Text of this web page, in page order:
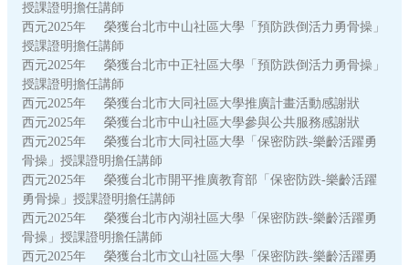
授課證明擔任講師
西元2025年 榮獲台北市中山社區大學「預防跌倒活力勇骨操」
授課證明擔任講師
西元2025年 榮獲台北市中正社區大學「預防跌倒活力勇骨操」
授課證明擔任講師
西元2025年 榮獲台北市大同社區大學推廣計畫活動感謝狀
西元2025年 榮獲台北市中山社區大學參與公共服務感謝狀
西元2025年 榮獲台北市大同社區大學「保密防跌-樂齡活躍勇
骨操」授課證明擔任講師
西元2025年 榮獲台北市開平推廣教育部「保密防跌-樂齡活躍
勇骨操」授課證明擔任講師
西元2025年 榮獲台北市內湖社區大學「保密防跌-樂齡活躍勇
骨操」授課證明擔任講師
西元2025年 榮獲台北市文山社區大學「保密防跌-樂齡活躍勇